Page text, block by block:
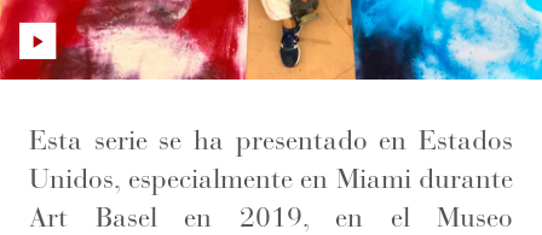
Esta serie se ha presentado en Estados
Unidos, especialmente en Miami durante
Art Basel en 2019, en el Museo